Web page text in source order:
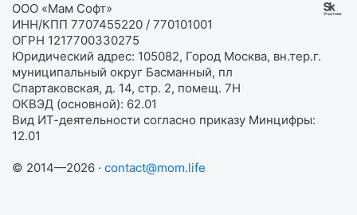
ООО «Мам Софт»
ИНН/КПП 7707455220 / 770101001
ОГРН 1217700330275
Юридический адрес: 105082, Город Москва, вн.тер.г.
муниципальный округ Басманный, пл
Спартаковская, д. 14, стр. 2, помещ. 7Н
ОКВЭД (основной): 62.01
Вид ИТ-деятельности согласно приказу Минцифры:
12.01
© 2014—2026 · contact@mom.life